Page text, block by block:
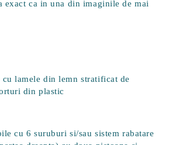
exact ca in una din imaginile de mai
cu lamele din lemn stratificat de
din plastic
cu 6 suruburi si/sau sistem rabatare